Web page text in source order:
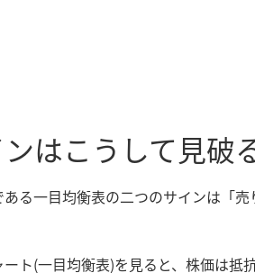
はこうして見破
る一目均衡表の二つのサインは「
ト(一目均衡表)を見ると、株価は